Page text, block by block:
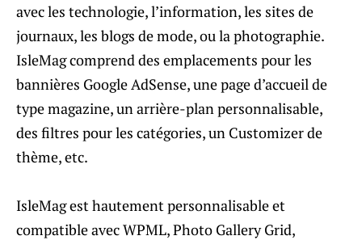
avec les technologie, l’information, les sites de
journaux, les blogs de mode, ou la photographie.
IsleMag comprend des emplacements pour les
bannières Google AdSense, une page d’accueil de
type magazine, un arrière-plan personnalisable,
des filtres pour les catégories, un Customizer de
thème, etc.
IsleMag est hautement personnalisable et
compatible avec WPML, Photo Gallery Grid,